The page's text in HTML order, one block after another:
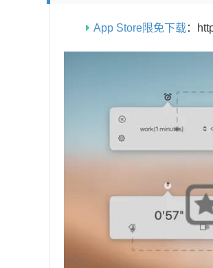
App Store限免下载：